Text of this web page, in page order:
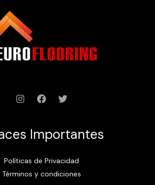
Importantes
Políticas de Privacidad
Términos y condiciones